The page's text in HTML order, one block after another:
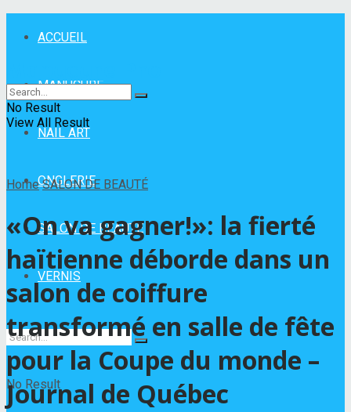
ACCUEIL
MANUCURE
NAIL ART
ONGLERIE
SALON DE BEAUTÉ
VERNIS
No Result
No Result
View All Result
Home SALON DE BEAUTÉ
«On va gagner!»: la fierté
haïtienne déborde dans un
salon de coiffure
transformé en salle de fête
pour la Coupe du monde –
Journal de Québec